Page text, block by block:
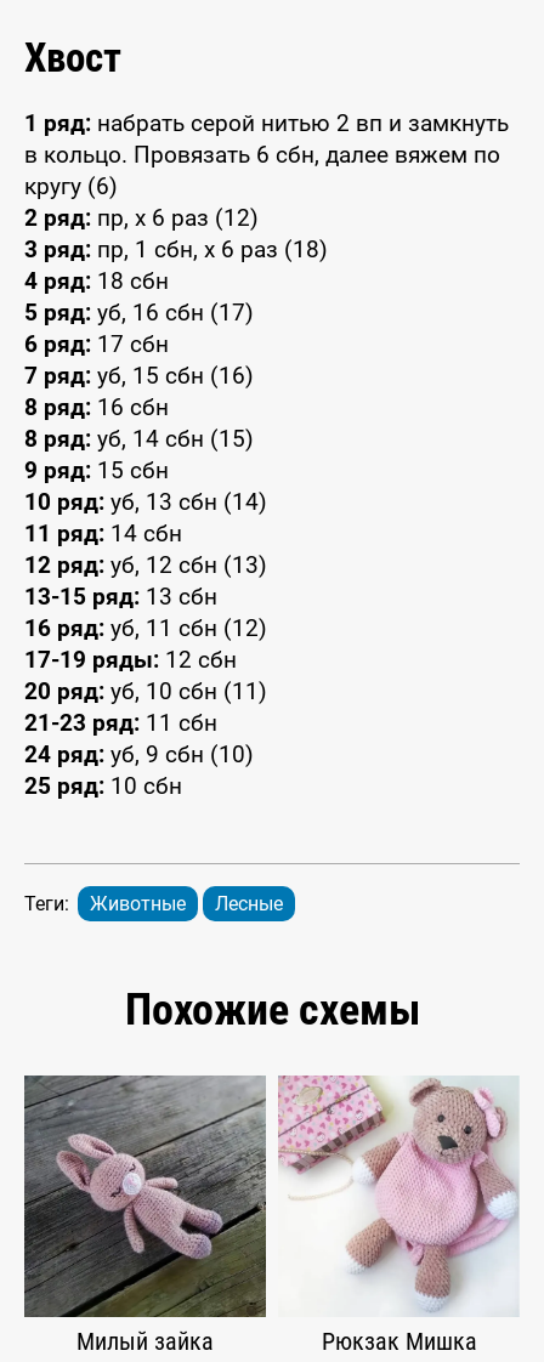
Хвост
1 ряд: набрать серой нитью 2 вп и замкнуть
в кольцо. Провязать 6 сбн, далее вяжем по
кругу (6)
2 ряд: пр, x 6 раз (12)
3 ряд: пр, 1 сбн, x 6 раз (18)
4 ряд: 18 сбн
5 ряд: уб, 16 сбн (17)
6 ряд: 17 сбн
7 ряд: уб, 15 сбн (16)
8 ряд: 16 сбн
8 ряд: уб, 14 сбн (15)
9 ряд: 15 сбн
10 ряд: уб, 13 сбн (14)
11 ряд: 14 сбн
12 ряд: уб, 12 сбн (13)
13-15 ряд: 13 сбн
16 ряд: уб, 11 сбн (12)
17-19 ряды: 12 сбн
20 ряд: уб, 10 сбн (11)
21-23 ряд: 11 сбн
24 ряд: уб, 9 сбн (10)
25 ряд: 10 сбн
Теги: Животные Лесные
Похожие схемы
Милый зайка Рюкзак Мишка